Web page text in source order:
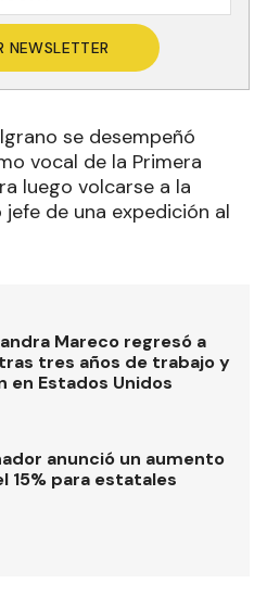
NEWSLETTER
se desempeñó
vocal de la Primera
luego volcarse a la
de una expedición al
Mareco regresó a
tres años de trabajo y
en Estados Unidos
anunció un aumento
15% para estatales